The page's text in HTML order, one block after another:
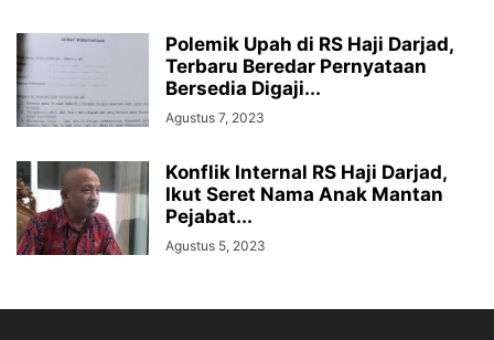
Polemik Upah di RS Haji Darjad,
Terbaru Beredar Pernyataan
Bersedia Digaji...
Agustus 7, 2023
Konflik Internal RS Haji Darjad,
Ikut Seret Nama Anak Mantan
Pejabat...
Agustus 5, 2023